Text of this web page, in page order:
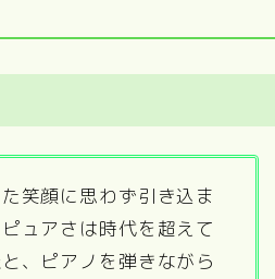
笑顔に思わず引き込ま
ュアさは時代を超えて
、ピアノを弾きながら